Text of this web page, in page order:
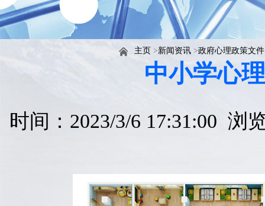
主页 >新闻资讯 >政府心理政策文件
中小学心
时间：2023/3/6 17:31:00 浏